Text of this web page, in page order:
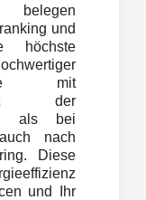
und
höchste
mit
der
als bei
nach
Diese
und Ihr